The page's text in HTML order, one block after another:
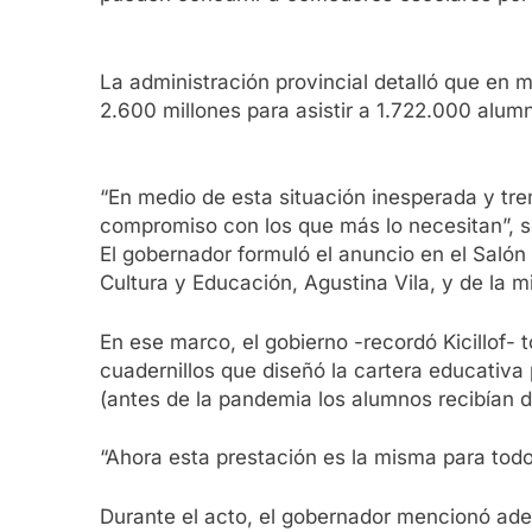
La administración provincial detalló que en
2.600 millones para asistir a 1.722.000
“En medio de esta situación inesperada y
compromiso con los que más lo necesitan”,
El gobernador formuló el anuncio en el
Cultura y Educación, Agustina Vila, y de la
En ese marco, el gobierno -recordó Kicillof-
cuadernillos que diseñó la cartera
(antes de la pandemia los alumnos recibían
“Ahora esta prestación es la misma para
Durante el acto, el gobernador mencionó